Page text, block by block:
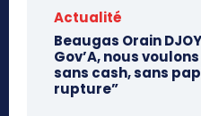
Actualité
Beaugas Orain
Gov’A, nous
sans cash, sans
rupture”